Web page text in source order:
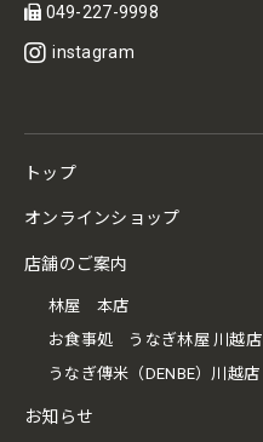
049-227-9998
instagram
トップ
オンラインショップ
店舗のご案内
林屋 本店
お食事処 うなぎ林屋 川越店
うなぎ傳米（DENBE）川越店
お知らせ